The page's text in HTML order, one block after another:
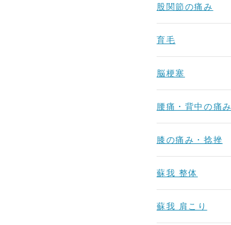
股関節の痛み
育毛
脳梗塞
腰痛・背中の痛み
膝の痛み・捻挫
蘇我 整体
蘇我 肩こり